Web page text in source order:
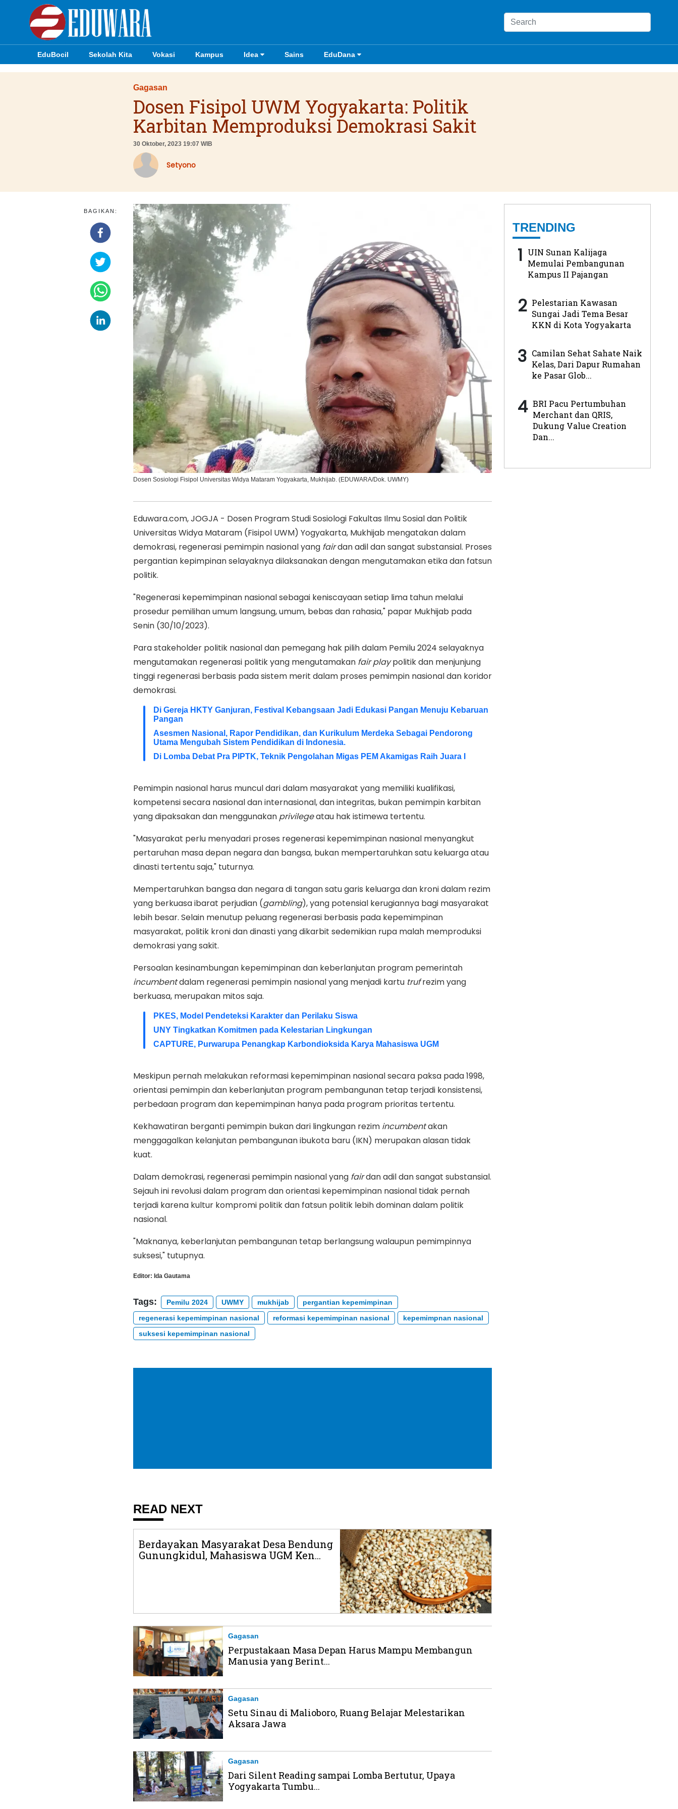
EduBocil Sekolah Kita Vokasi Kampus Idea Sains EduDana
EduDana
Gagasan
Dosen Fisipol UWM Yogyakarta: Politik
Karbitan Memproduksi Demokrasi Sakit
30 Oktober, 2023 19:07 WIB
Setyono
BAGIKAN:
Dosen Sosiologi Fisipol Universitas Widya Mataram Yogyakarta, Mukhijab. (EDUWARA/Dok. UWMY)
Eduwara.com, JOGJA - Dosen Program Studi Sosiologi Fakultas Ilmu Sosial dan Politik
Universitas Widya Mataram (Fisipol UWM) Yogyakarta, Mukhijab mengatakan dalam
demokrasi, regenerasi pemimpin nasional yang fairdan adil dan sangat substansial. Proses
pergantian kepimpinan selayaknya dilaksanakan dengan mengutamakan etika dan fatsun
politik.
"Regenerasi kepemimpinan nasional sebagai keniscayaan setiap lima tahun melalui
prosedur pemilihan umum langsung, umum, bebas dan rahasia," papar Mukhijab pada
Senin (30/10/2023).
Para stakeholder politik nasional dan pemegang hak pilih dalam Pemilu 2024 selayaknya
mengutamakan regenerasi politik yang mengutamakan fair playpolitik dan menjunjung
tinggi regenerasi berbasis pada sistem merit dalam proses pemimpin nasional dan koridor
demokrasi.
Di Gereja HKTY Ganjuran, Festival Kebangsaan Jadi Edukasi Pangan Menuju Kebaruan
Pangan
Asesmen Nasional, Rapor Pendidikan, dan Kurikulum Merdeka Sebagai Pendorong
Utama Mengubah Sistem Pendidikan di Indonesia.
Di Lomba Debat Pra PIPTK, Teknik Pengolahan Migas PEM Akamigas Raih Juara I
Pemimpin nasional harus muncul dari dalam masyarakat yang memiliki kualifikasi,
kompetensi secara nasional dan internasional, dan integritas, bukan pemimpin karbitan
yang dipaksakan dan menggunakan privilegeatau hak istimewa tertentu.
"Masyarakat perlu menyadari proses regenerasi kepemimpinan nasional menyangkut
pertaruhan masa depan negara dan bangsa, bukan mempertaruhkan satu keluarga atau
dinasti tertentu saja," tuturnya.
Mempertaruhkan bangsa dan negara di tangan satu garis keluarga dan kroni dalam rezim
yang berkuasa ibarat perjudian (gambling), yang potensial kerugiannya bagi masyarakat
lebih besar. Selain menutup peluang regenerasi berbasis pada kepemimpinan
masyarakat, politik kroni dan dinasti yang dikarbit sedemikian rupa malah memproduksi
demokrasi yang sakit.
Persoalan kesinambungan kepemimpinan dan keberlanjutan program pemerintah
incumbentdalam regenerasi pemimpin nasional yang menjadi kartu trufrezim yang
berkuasa, merupakan mitos saja.
PKES, Model Pendeteksi Karakter dan Perilaku Siswa
UNY Tingkatkan Komitmen pada Kelestarian Lingkungan
CAPTURE, Purwarupa Penangkap Karbondioksida Karya Mahasiswa UGM
Meskipun pernah melakukan reformasi kepemimpinan nasional secara paksa pada 1998,
orientasi pemimpin dan keberlanjutan program pembangunan tetap terjadi konsistensi,
perbedaan program dan kepemimpinan hanya pada program prioritas tertentu.
Kekhawatiran berganti pemimpin bukan dari lingkungan rezim incumbentakan
menggagalkan kelanjutan pembangunan ibukota baru (IKN) merupakan alasan tidak
kuat.
Dalam demokrasi, regenerasi pemimpin nasional yang fairdan adil dan sangat substansial.
Sejauh ini revolusi dalam program dan orientasi kepemimpinan nasional tidak pernah
terjadi karena kultur kompromi politik dan fatsun politik lebih dominan dalam politik
nasional.
"Maknanya, keberlanjutan pembangunan tetap berlangsung walaupun pemimpinnya
suksesi," tutupnya.
Editor: Ida Gautama
Tags: Pemilu 2024 UWMY mukhijab
pergantian kepemimpinan
regenerasi kepemimpinan nasional
reformasi kepemimpinan nasional
kepemimpnan nasional
suksesi kepemimpinan nasional
READ NEXT
Berdayakan Masyarakat Desa Bendung
Gunungkidul, Mahasiswa UGM Ken...
Gagasan
Perpustakaan Masa Depan Harus Mampu Membangun
Manusia yang Berint...
Gagasan
Setu Sinau di Malioboro, Ruang Belajar Melestarikan
Aksara Jawa
Gagasan
Dari Silent Reading sampai Lomba Bertutur, Upaya
Yogyakarta Tumbu...
TRENDING
1 UIN Sunan Kalijaga
Memulai Pembangunan
Kampus II Pajangan
2 Pelestarian Kawasan
Sungai Jadi Tema Besar
KKN di Kota Yogyakarta
3 Camilan Sehat Sahate Naik
Kelas, Dari Dapur Rumahan
ke Pasar Glob...
4 BRI Pacu Pertumbuhan
Merchant dan QRIS,
Dukung Value Creation
Dan...